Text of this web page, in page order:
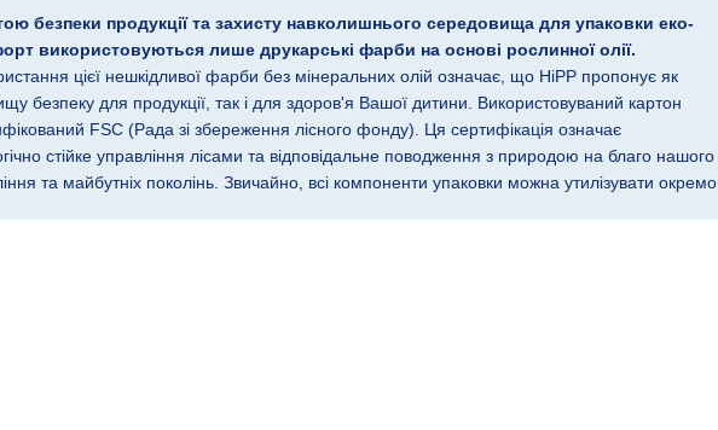
безпеки продукції та захисту навколишнього середовища для упаковки еко-
використовуються лише друкарські фарби на основі рослинної олії.
цієї нешкідливої фарби без мінеральних олій означає, що HiPP пропонує як
безпеку для продукції, так і для здоров'я Вашої дитини. Використовуваний картон
FSC (Рада зі збереження лісного фонду). Ця сертифікація означає
стійке управління лісами та відповідальне поводження з природою на благо нашого
та майбутніх поколінь. Звичайно, всі компоненти упаковки можна утилізувати окремо.